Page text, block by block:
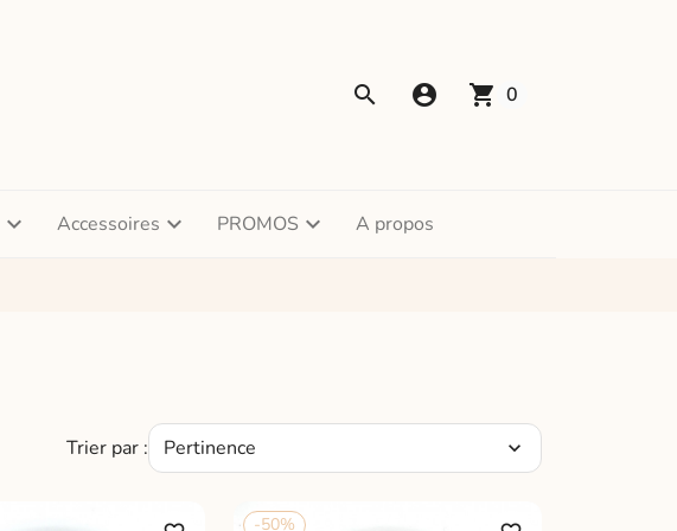
account_circle shopping_cart 0
Accessoires PROMOS A propos
Trier par : Pertinence expand_more
-50%